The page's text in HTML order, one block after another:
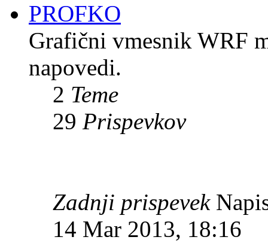
PROFKO
Grafični vmesnik WRF
napovedi.
2 Teme
29 Prispevkov
Zadnji prispevek
14 Mar 2013, 18:16